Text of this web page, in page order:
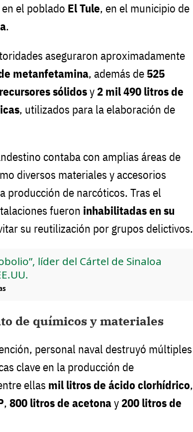
el poblado El Tule, en el municipio de
.
aseguraron aproximadamente
metanfetamina, además de 525
sólidosy 2 mil 490 litros de
, utilizados para la elaboración de
contaba con amplias áreas de
diversos materiales y accesorios
producción de narcóticos. Tras el
fueron inhabilitadas en su
su reutilización por grupos delictivos.
líder del Cártel de Sinaloa
de químicos y materiales
personal naval destruyó múltiples
clave en la producción de
ellas mil litros de ácido clorhídrico,
, 800 litros de acetonay 200 litros de